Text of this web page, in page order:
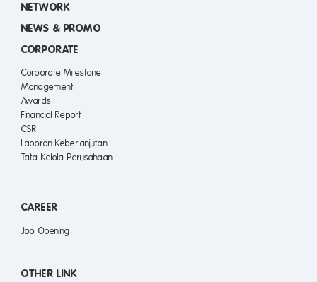
NETWORK
NEWS & PROMO
CORPORATE
Corporate Milestone
Management
Awards
Financial Report
CSR
Laporan Keberlanjutan
Tata Kelola Perusahaan
CAREER
Job Opening
OTHER LINK